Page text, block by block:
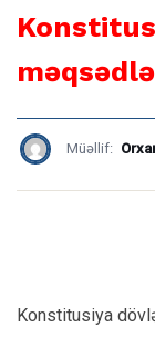
Müəllif:
Konstitusiya